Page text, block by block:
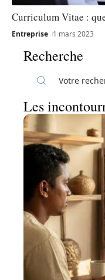
Curriculum Vitae :
Entreprise 1 mars 2023
Recherche
Les